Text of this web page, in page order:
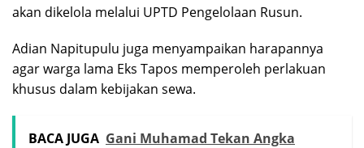
akan dikelola melalui UPTD Pengelolaan Rusun.
Adian Napitupulu juga menyampaikan harapannya
agar warga lama Eks Tapos memperoleh perlakuan
khusus dalam kebijakan sewa.
BACA JUGA Gani Muhamad Tekan Angka